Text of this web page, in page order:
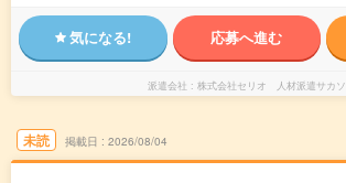
気になる! 応募へ進む
派遣会社 株式会社セリオ 人材派遣サカソ
未読 掲載日 2026/08/04